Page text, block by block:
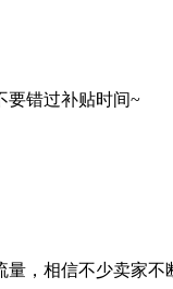
要错过补贴时间~
，相信不少卖家